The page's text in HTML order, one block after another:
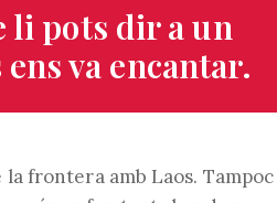
pots dir a un
va encantar.
frontera amb Laos. Tampoc